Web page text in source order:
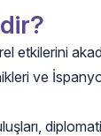
etkilerini
ve